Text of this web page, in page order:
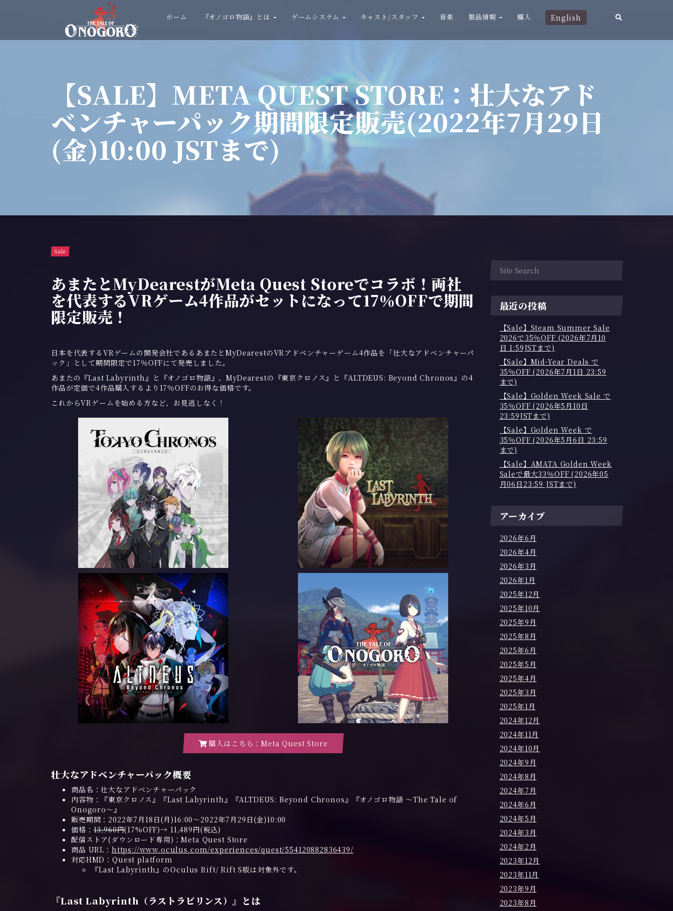
ホーム 『オノゴロ物語』とは ゲームシステム キャスト/スタッフ 音楽 製品情報 購入 English
【SALE】META QUEST STORE：壮大なアド
ベンチャーパック期間限定販売(2022年7月29日
(金)10:00 JSTまで)
Sale
あまたとMyDearestがMeta Quest Storeでコラボ！両社
を代表するVRゲーム4作品がセットになって17％OFFで期間
限定販売！
日本を代表するVRゲームの開発会社であるあまたとMyDearestのVRアドベンチャーゲーム4作品を「壮大なアドベンチャーパ
ック 」として期間限定で17％OFFにて発売しました。
あまたの『Last Labyrinth』と『オノゴロ物語』、MyDearestの『東京クロノス』と『ALTDEUS: Beyond Chronos』の4
作品が定価で4作品購入するより17％OFFのお得な価格です。
これからVRゲームを始める方など、お見逃しなく！
購入はこちら：Meta Quest Store
壮大なアドベンチャーパック概要
商品名：壮大なアドベンチャーパック
内容物：『東京クロノス』『Last Labyrinth』『ALTDEUS: Beyond Chronos』『オノゴロ物語 ～The Tale of
Onogoro～』
販売期間： 2022年7月18日(月)16:00～2022年7月29日(金)10:00
価格：13,960円(17%OFF)→ 11,489円(税込)
配信ストア(ダウンロード専用)：Meta Quest Store
商品 URL： https://www.oculus.com/experiences/quest/554120882836439/
対応HMD：Quest platform
『Last Labyrinth』のOculus Rift/ Rift S版は対象外です。
『Last Labyrinth（ラストラビリンス）』とは
最近の投稿
【Sale】Steam Summer Sale
2026で35％OFF (2026年7月10
日 1:59JSTまで)
【Sale】Mid-Year Deals で
35％OFF (2026年7月1日 23:59
まで)
【Sale】Golden Week Sale で
35％OFF (2026年5月10日
23:59JSTまで)
【Sale】Golden Week で
35％OFF (2026年5月6日 23:59
まで)
【Sale】AMATA Golden Week
Saleで最大33％OFF (2026年05
月06日23:59 JSTまで)
アーカイブ
2026年6月
2026年4月
2026年3月
2026年1月
2025年12月
2025年10月
2025年9月
2025年8月
2025年6月
2025年5月
2025年4月
2025年3月
2025年1月
2024年12月
2024年11月
2024年10月
2024年9月
2024年8月
2024年7月
2024年6月
2024年5月
2024年3月
2024年2月
2023年12月
2023年11月
2023年9月
2023年8月